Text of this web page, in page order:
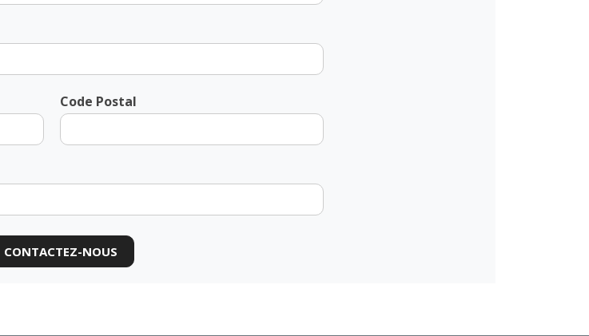
Code Postal
CONTACTEZ-NOUS